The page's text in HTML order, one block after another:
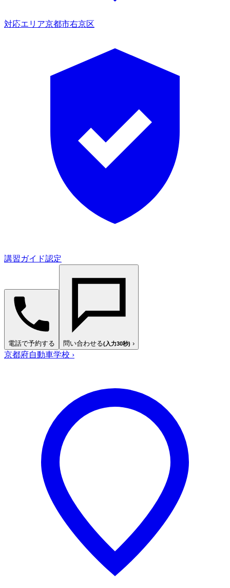
対応エリア京都市右京区
講習ガイド認定
電話で予約する 問い合わせる(入力30秒) ›
京都府自動車学校 ›